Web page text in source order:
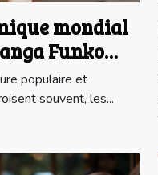
mondial
Funko
populaire et
souvent, les...